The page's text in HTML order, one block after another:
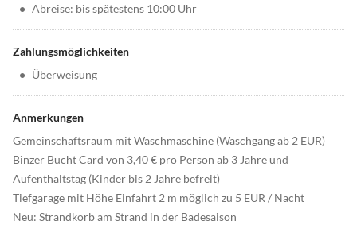
• Abreise: bis spätestens 10:00 Uhr
Zahlungsmöglichkeiten
• Überweisung
Anmerkungen
Gemeinschaftsraum mit Waschmaschine (Waschgang ab 2 EUR)
Binzer Bucht Card von 3,40 € pro Person ab 3 Jahre und
Aufenthaltstag (Kinder bis 2 Jahre befreit)
Tiefgarage mit Höhe Einfahrt 2 m möglich zu 5 EUR / Nacht
Neu: Strandkorb am Strand in der Badesaison